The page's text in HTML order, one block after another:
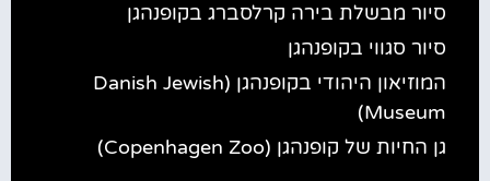
סיור מבשלת בירה קרלסברג בקופנהגן
סיור סגווי בקופנהגן
המוזיאון היהודי בקופנהגן (Danish Jewish
Museum)
גן החיות של קופנהגן (Copenhagen Zoo)